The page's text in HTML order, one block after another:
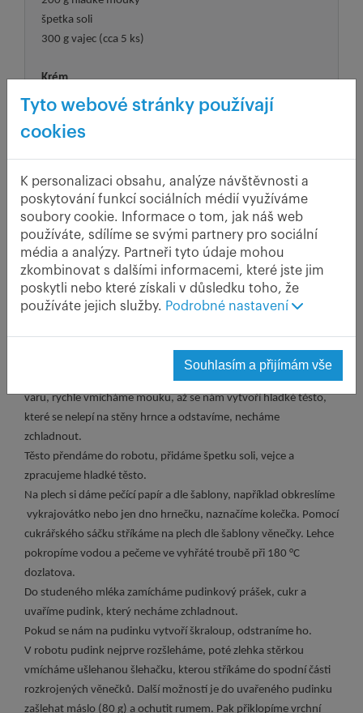
špetka soli
300 g vajec (cca 5 ks)
Krém
300 ml mléka
100 g moučkového cukru
250 ml 33% šlehačky
Další typický český cukrářský výrobek z
odpalovaného těsta. Někteří cukráři věnečky
plní jen šlehanou smetanou, další nedají
dopustit na žloutkový krém.
V hrnci zahřejeme vodu a rozpustíme máslo, přivedeme k bodu
varu, rychle vmícháme mouku, až se nám vytvoří hladké těsto,
které se nelepí na stěny hrnce a odstavíme, necháme
zchladnout.
Těsto přendáme do robotu, přidáme špetku soli, vejce a
zpracujeme hladké těsto.
Na plech si dáme pečící papír a dle šablony, například obkreslíme
vykrajovátko nebo jen dno hrnečku, naznačíme kolečka. Pomocí
cukrářského sáčku stříkáme na plech dle šablony věnečky. Lehce
pokropíme vodou a pečeme ve vyhřáté troubě při 180 °C
dozlatova.
Do studeného mléka zamícháme pudinkový prášek, cukr a
uvaříme pudink, který necháme zchladnout.
Pokud se nám na pudinku vytvoří škraloup, odstraníme ho.
V robotu pudink nejprve rozšleháme, poté zlehka stěrkou
vmícháme ušlehanou šlehačku, kterou stříkáme do spodní části
rozkrojených věnečků. Další možností je do uvařeného pudinku
zašlehat máslo (80 g) a ochutit rumem. Pak přiklopíme vrchní
Tyto webové stránky používají
cookies
K personalizaci obsahu, analýze návštěvnosti a
poskytování funkcí sociálních médií využíváme
soubory cookie. Informace o tom, jak náš web
používáte, sdílíme se svými partnery pro sociální
média a analýzy. Partneři tyto údaje mohou
zkombinovat s dalšími informacemi, které jste jim
poskytli nebo které získali v důsledku toho, že
používáte jejich služby. Podrobné nastavení
Souhlasím a přijímám vše